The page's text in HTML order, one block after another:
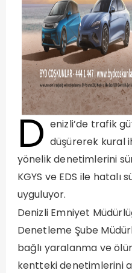
D enizli’de trafik
düşürerek kural
yönelik denetimlerini
KGYS ve EDS ile hatalı
uyguluyor.
Denizli Emniyet
Denetleme Şube
bağlı yaralanma ve
kentteki denetimlerini